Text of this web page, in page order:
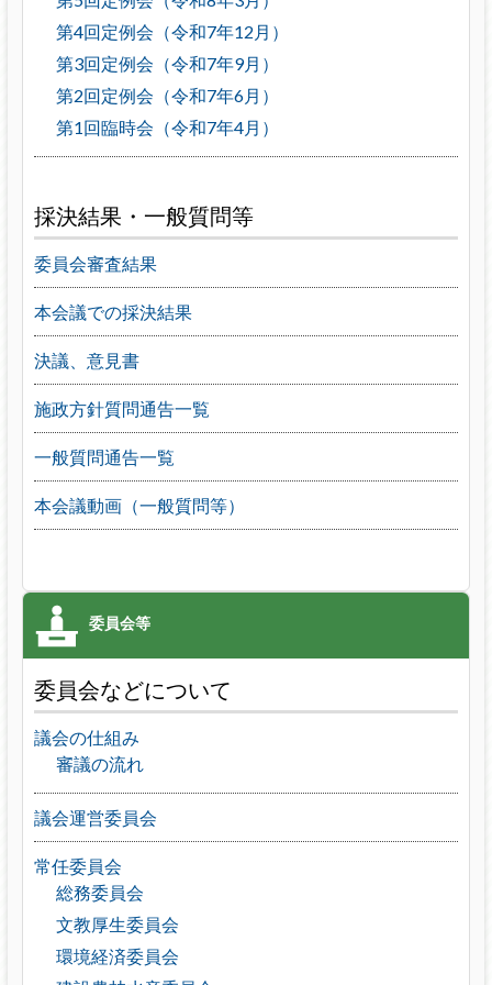
第4回定例会（令和7年12月）
第3回定例会（令和7年9月）
第2回定例会（令和7年6月）
第1回臨時会（令和7年4月）
採決結果・一般質問等
委員会審査結果
本会議での採決結果
決議、意見書
施政方針質問通告一覧
一般質問通告一覧
本会議動画（一般質問等）
委員会などについて
議会の仕組み
審議の流れ
議会運営委員会
常任委員会
総務委員会
文教厚生委員会
環境経済委員会